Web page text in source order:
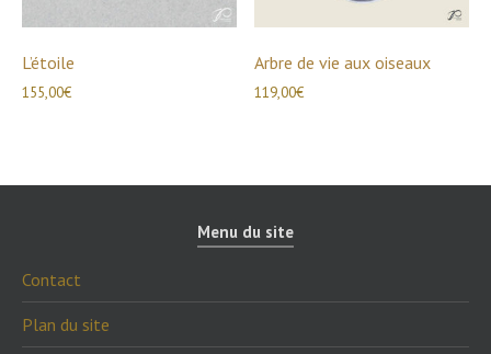
L’étoile
155,00€
Arbre de vie aux oiseaux
119,00€
Menu du site
Contact
Plan du site